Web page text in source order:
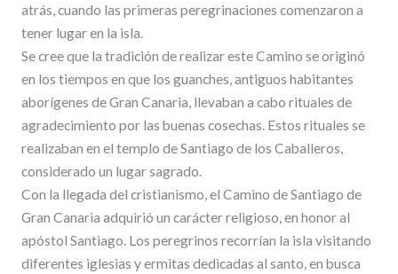
atrás, cuando las primeras peregrinaciones comenzaron a
tener lugar en la isla.
Se cree que la tradición de realizar este Camino se originó
en los tiempos en que los guanches, antiguos habitantes
aborígenes de Gran Canaria, llevaban a cabo rituales de
agradecimiento por las buenas cosechas. Estos rituales se
realizaban en el templo de Santiago de los Caballeros,
considerado un lugar sagrado.
Con la llegada del cristianismo, el Camino de Santiago de
Gran Canaria adquirió un carácter religioso, en honor al
apóstol Santiago. Los peregrinos recorrían la isla visitando
diferentes iglesias y ermitas dedicadas al santo, en busca